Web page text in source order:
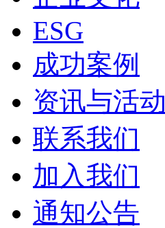
ESG
成功案例
资讯与活动
联系我们
加入我们
通知公告